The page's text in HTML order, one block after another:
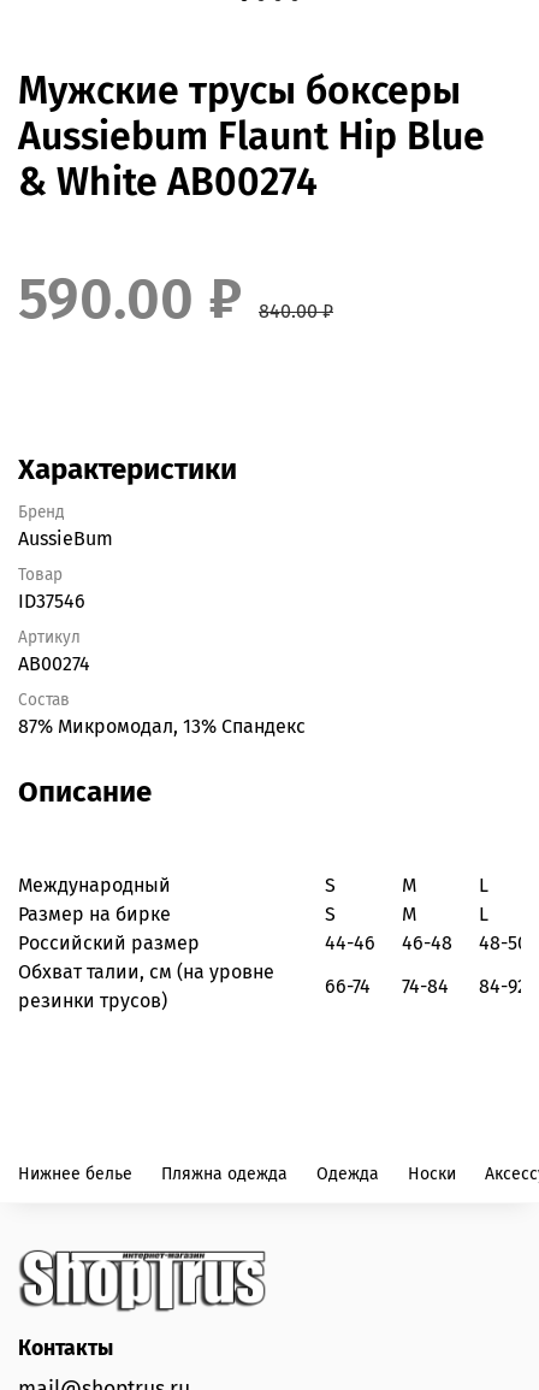
Мужские трусы боксеры
Aussiebum Flaunt Hip Blue
& White AB00274
590.00 ₽ 840.00 ₽
Характеристики
Бренд
AussieBum
Товар
ID37546
Артикул
AB00274
Состав
87% Микромодал, 13% Спандекс
Описание
Международный S M
L
Размер на бирке
S M
L
Российский размер
44-46 46-48
48-50
Обхват талии, см (на уровне
резинки трусов)
66-74 74-84 84-92
Нижнее белье Пляжна одежда Одежда Носки
Контакты